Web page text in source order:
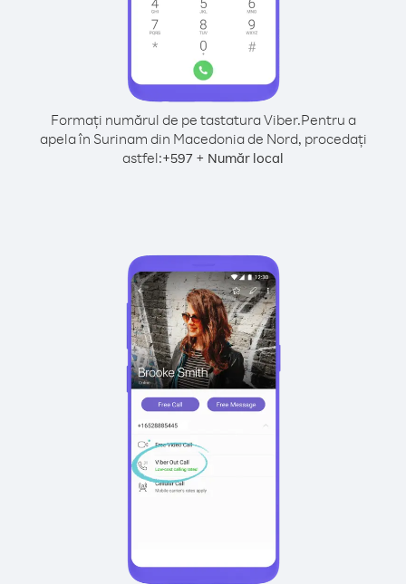
Formați numărul de pe tastatura Viber.Pentru a
apela în Surinam din Macedonia de Nord, procedați
astfel:+597 + Număr local